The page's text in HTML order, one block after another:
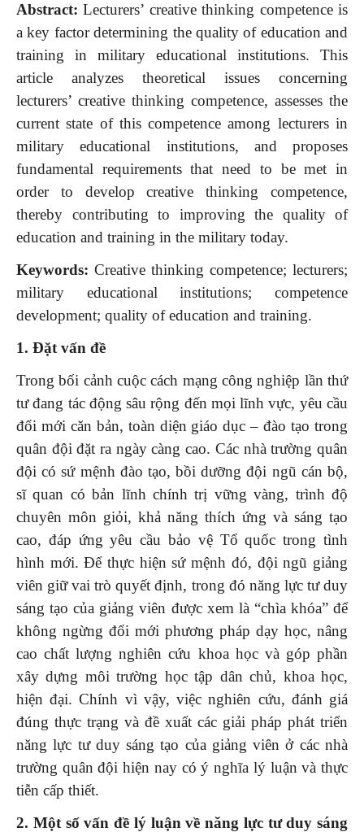
Abstract: Lecturers’ creative thinking competence is
a key factor determining the quality of education and
training in military educational institutions. This
article analyzes theoretical issues concerning
lecturers’ creative thinking competence, assesses the
current state of this competence among lecturers in
military educational institutions, and proposes
fundamental requirements that need to be met in
order to develop creative thinking competence,
thereby contributing to improving the quality of
education and training in the military today.
Keywords: Creative thinking competence; lecturers;
military educational institutions; competence
development; quality of education and training.
1. Đặt vấn đề
Trong bối cảnh cuộc cách mạng công nghiệp lần thứ
tư đang tác động sâu rộng đến mọi lĩnh vực, yêu cầu
đổi mới căn bản, toàn diện giáo dục – đào tạo trong
quân đội đặt ra ngày càng cao. Các nhà trường quân
đội có sứ mệnh đào tạo, bồi dưỡng đội ngũ cán bộ,
sĩ quan có bản lĩnh chính trị vững vàng, trình độ
chuyên môn giỏi, khả năng thích ứng và sáng tạo
cao, đáp ứng yêu cầu bảo vệ Tổ quốc trong tình
hình mới. Để thực hiện sứ mệnh đó, đội ngũ giảng
viên giữ vai trò quyết định, trong đó năng lực tư duy
sáng tạo của giảng viên được xem là “chìa khóa” để
không ngừng đổi mới phương pháp dạy học, nâng
cao chất lượng nghiên cứu khoa học và góp phần
xây dựng môi trường học tập dân chủ, khoa học,
hiện đại. Chính vì vậy, việc nghiên cứu, đánh giá
đúng thực trạng và đề xuất các giải pháp phát triển
năng lực tư duy sáng tạo của giảng viên ở các nhà
trường quân đội hiện nay có ý nghĩa lý luận và thực
tiễn cấp thiết.
2. Một số vấn đề lý luận về năng lực tư duy sáng